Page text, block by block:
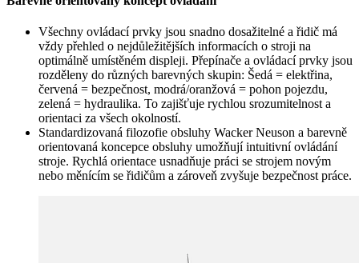
Všechny ovládací prvky jsou snadno dosažitelné a řidič má
vždy přehled o nejdůležitějších informacích o stroji na
optimálně umístěném displeji. Přepínače a ovládací prvky jsou
rozděleny do různých barevných skupin: Šedá = elektřina,
červená = bezpečnost, modrá/oranžová = pohon pojezdu,
zelená = hydraulika. To zajišťuje rychlou srozumitelnost a
orientaci za všech okolností.
Standardizovaná filozofie obsluhy Wacker Neuson a barevně
orientovaná koncepce obsluhy umožňují intuitivní ovládání
stroje. Rychlá orientace usnadňuje práci se strojem novým
nebo měnícím se řidičům a zároveň zvyšuje bezpečnost práce.